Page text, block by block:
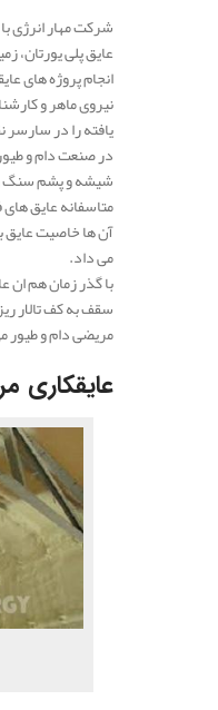
عایق پلی یورتان،
انجام پروژه های
نیروی ماهر و
یافته را در
در صنعت دام و
شیشه و پشم سنگ
متاسفانه عایق
آن ها خاصیت
می داد.
با گذر زمان هم ان
سقف به کف تالار
مریضی دام و طیور
عایقکاری